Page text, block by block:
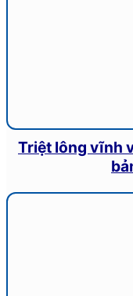
Triệt lông vĩnh